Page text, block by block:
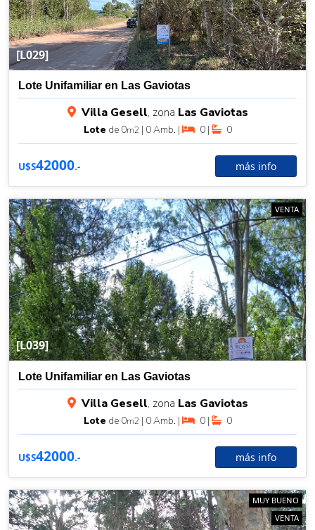
[L029]
Lote Unifamiliar en Las Gaviotas
Villa Gesell, zona Las Gaviotas
Lote de 0m2 | 0 Amb. | 0 | 0
U$S42000.- más info
[L039]
VENTA
Lote Unifamiliar en Las Gaviotas
Villa Gesell, zona Las Gaviotas
Lote de 0m2 | 0 Amb. | 0 | 0
U$S42000.- más info
MUY BUENO
VENTA